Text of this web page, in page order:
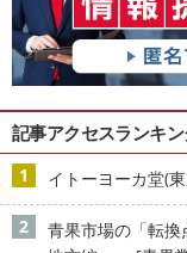
記事アクセスランキ
イトーヨーカ堂(
青果市場の「転